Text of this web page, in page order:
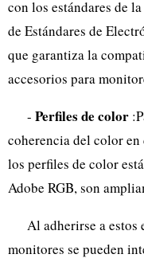
con los estándares de
de Estándares de
que garantiza la
accesorios para
- Perfiles de color
coherencia del color
los perfiles de color
Adobe RGB, son
Al adherirse a estos
monitores se pueden